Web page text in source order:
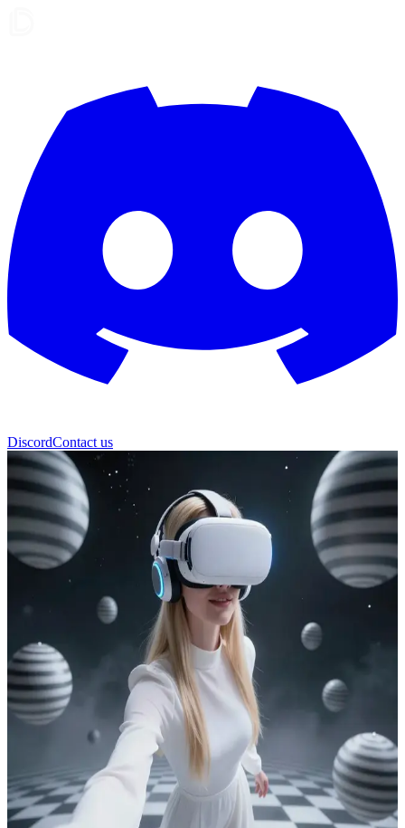
DiscordContact us
Alisa